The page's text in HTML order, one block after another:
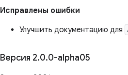
Исправлены ошибки
Улучшить документацию для
Версия 2.0.0-alpha05